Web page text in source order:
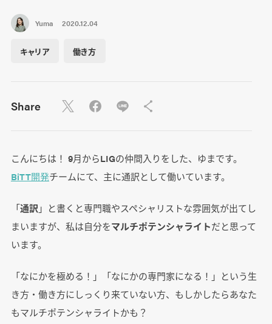
Yuma 2020.12.04
キャリア 働き方
Share
こんにちは！ 9月からLIGの仲間入りをした、ゆまです。
BiTT開発チームにて、主に通訳として働いています。
「通訳 」と書くと専門職やスペシャリストな雰囲気が出てし
まいますが、私は自分をマルチポテンシャライトだと思って
います。
「なにかを極める！」「なにかの専門家になる！」という生
き方・働き方にしっくり来ていない方、もしかしたらあなた
もマルチポテンシャライトかも？